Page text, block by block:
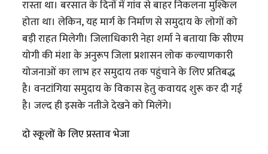
रास्ता था। बरसात के दिनों में गांव से बाहर निकलना मुश्किल
होता था। लेकिन, यह मार्ग के निर्माण से समुदाय के लोगों को
बड़ी राहत मिलेगी। जिलाधिकारी नेहा शर्मा ने बताया कि सीएम
योगी की मंशा के अनुरूप जिला प्रशासन लोक कल्याणकारी
योजनाओं का लाभ हर समुदाय तक पहुंचाने के लिए प्रतिबद्ध
है। वनटांगिया समुदाय के विकास हेतु कवायद शुरू कर दी गई
है। जल्द ही इसके नतीजे देखने को मिलेंगे।
दो स्कूलों के लिए प्रस्ताव भेजा